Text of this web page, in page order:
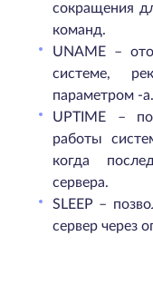
сокращения
команд.
UNAME –
системе,
параметром -a.
UPTIME –
работы
когда
сервера.
SLEEP –
сервер через